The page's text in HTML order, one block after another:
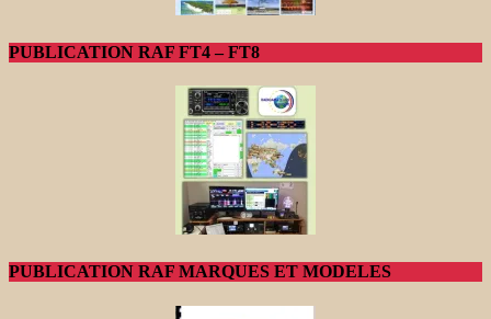
PUBLICATION RAF FT4 – FT8
PUBLICATION RAF MARQUES ET MODELES